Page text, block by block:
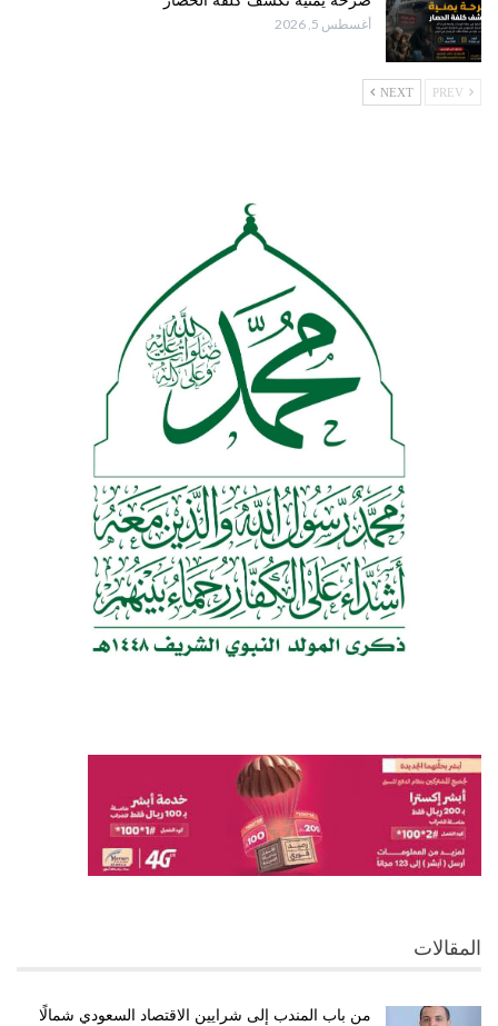
أغسطس 5, 2026
NEXT
المقالات
من باب المندب إلى شرايين الاقتصاد السعودي شمالًا